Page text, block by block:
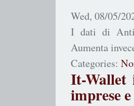
Wed, 08/05/
I dati di
Aumenta
Categories:
It-Wallet
imprese